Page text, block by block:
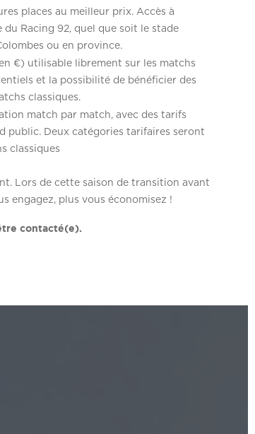
places au meilleur prix. Accès à
du Racing 92, quel que soit le stade
ou en province.
€) utilisable librement sur les matchs
et la possibilité de bénéficier des
classiques.
match par match, avec des tarifs
public. Deux catégories tarifaires seront
classiques
Lors de cette saison de transition avant
engagez, plus vous économisez !
contacté(e).